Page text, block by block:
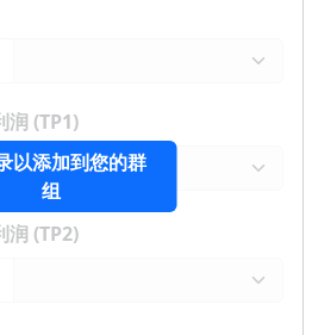
以添加到您的群
组
润 (TP1)
润 (TP2)